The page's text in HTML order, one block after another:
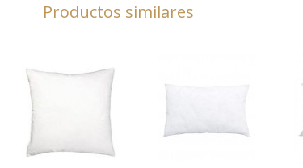
Productos similares